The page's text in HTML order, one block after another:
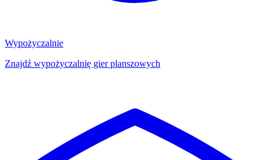
Wypożyczalnie
Znajdź wypożyczalnię gier planszowych